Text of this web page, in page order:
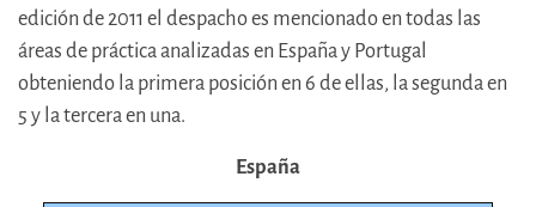
edición de 2011 el despacho es mencionado en todas las
áreas de práctica analizadas en España y Portugal
obteniendo la primera posición en 6 de ellas, la segunda en
5 y la tercera en una.
España